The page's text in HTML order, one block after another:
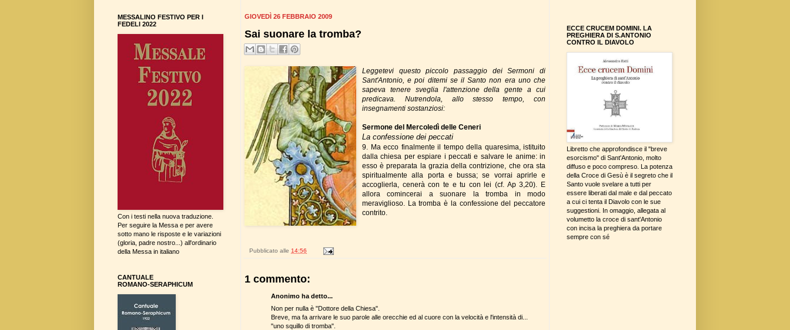
GIOVEDÌ 26 FEBBRAIO 2009
Sai suonare la tromba?
Leggetevi questo piccolo passaggio dei Sermoni di
Sant'Antonio, e poi ditemi se il Santo non era uno che
sapeva tenere sveglia l'attenzione della gente a cui
predicava. Nutrendola, allo stesso tempo, con
insegnamenti sostanziosi:
Sermone del Mercoledì delle Ceneri
La confessione dei peccati
9. Ma ecco finalmente il tempo della quaresima, istituito
dalla chiesa per espiare i peccati e salvare le anime: in
esso è preparata la grazia della contrizione, che ora sta
spiritualmente alla porta e bussa; se vorrai aprirle e
accoglierla, cenerà con te e tu con lei (cf. Ap 3,20). E
allora comincerai a suonare la tromba in modo
meraviglioso. La tromba è la confessione del peccatore
contrito.
Pubblicato alle 14:56
1 commento:
Anonimo ha detto...
Non per nulla è "Dottore della Chiesa".
Breve, ma fa arrivare le suo parole alle orecchie ed al cuore con la velocità e l'intensità di...
"uno squillo di tromba".
MESSALINO FESTIVO PER I
FEDELI 2022
Con i testi nella nuova traduzione.
Per seguire la Messa e per avere
sotto mano le risposte e le variazioni
(gloria, padre nostro...) all'ordinario
della Messa in italiano
CANTUALE
ROMANO-SERAPHICUM
ECCE CRUCEM DOMINI. LA
PREGHIERA DI S.ANTONIO
CONTRO IL DIAVOLO
Libretto che approfondisce il "breve
esorcismo" di Sant'Antonio, molto
diffuso e poco compreso. La potenza
della Croce di Gesù è il segreto che il
Santo vuole svelare a tutti per
essere liberati dal male e dal peccato
a cui ci tenta il Diavolo con le sue
suggestioni. In omaggio, allegata al
volumetto la croce di sant'Antonio
con incisa la preghiera da portare
sempre con sé